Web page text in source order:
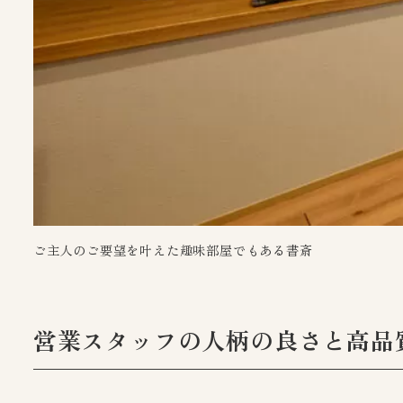
ご主人のご要望を叶えた趣味部屋でもある書斎
営業スタッフの人柄の良さと高品